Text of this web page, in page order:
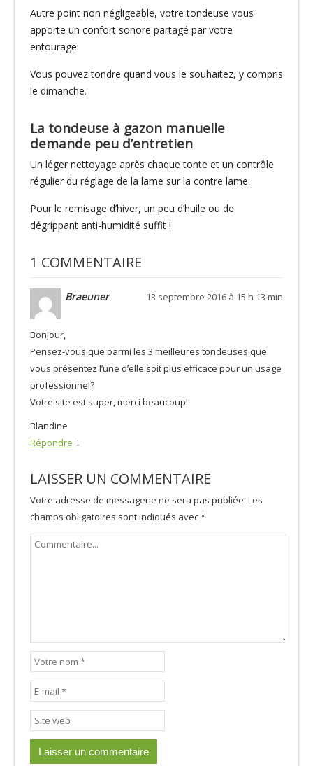
Autre point non négligeable, votre tondeuse vous
apporte un confort sonore partagé par votre
entourage.
Vous pouvez tondre quand vous le souhaitez, y compris
le dimanche.
La tondeuse à gazon manuelle
demande peu d’entretien
Un léger nettoyage après chaque tonte et un contrôle
régulier du réglage de la lame sur la contre lame.
Pour le remisage d’hiver, un peu d’huile ou de
dégrippant anti-humidité suffit !
1 COMMENTAIRE
Braeuner 13 septembre 2016 à 15 h 13 min
Bonjour,
Pensez-vous que parmi les 3 meilleures tondeuses que
vous présentez l’une d’elle soit plus efficace pour un usage
professionnel?
Votre site est super, merci beaucoup!
Blandine
Répondre ↓
LAISSER UN COMMENTAIRE
Votre adresse de messagerie ne sera pas publiée. Les
champs obligatoires sont indiqués avec*